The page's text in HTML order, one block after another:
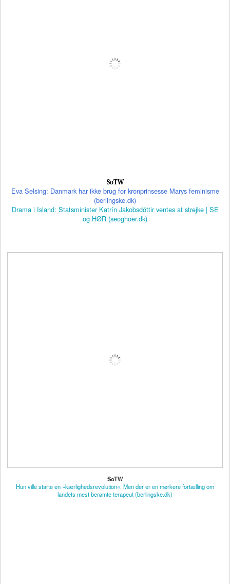
SoTW
Eva Selsing: Danmark har ikke brug for kronprinsesse Marys feminisme
(berlingske.dk)
Drama i Island: Statsminister Katrín Jakobsdóttir ventes at strejke | SE
og HØR (seoghoer.dk)
SoTW
Hun ville starte en »kærlighedsrevolution«. Men der er en mørkere fortælling om
landets mest berømte terapeut (berlingske.dk)